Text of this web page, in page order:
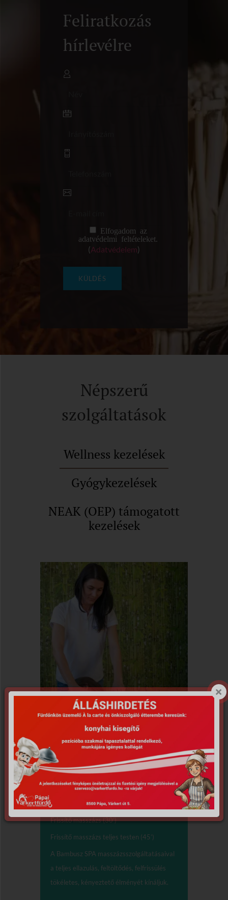
Feliratkozás
hírlevélre
Elfogadom az
adatvédelmi feltételeket.
(Adatvédelem)
Népszerű
szolgáltatások
Wellness kezelések
Gyógykezelések
NEAK (OEP) támogatott
kezelések
Masszázsok,
testkezelések
Frissítő masszázs (30’)
Frissítő masszázs teljes testen (45’)
A Bambusz SPA masszázsszolgáltatásaival
a teljes ellazulás, feltöltődés, felfrissülés
tökéletes, kényeztető élményét kínáljuk.